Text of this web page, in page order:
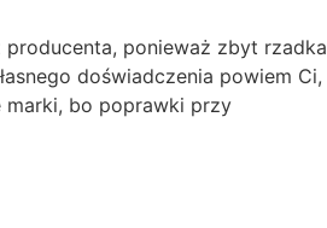
ponieważ zbyt rzadka
doświadczenia powiem Ci,
marki, bo poprawki przy